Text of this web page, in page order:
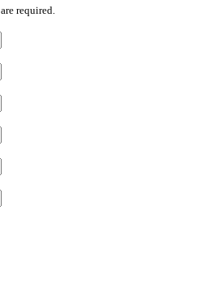
required.